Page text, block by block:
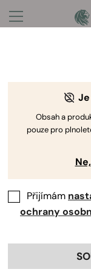
Vítejte v
Help Center >
Obsah a
pouze pro
Přijímám
ochrany